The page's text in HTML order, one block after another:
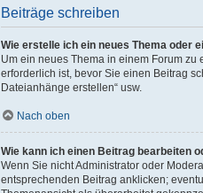
Beiträge schreiben
Wie erstelle ich ein neues Thema oder
Um ein neues Thema in einem Forum zu
erforderlich ist, bevor Sie einen Beitrag
Dateianhänge erstellen“ usw.
Nach oben
Wie kann ich einen Beitrag bearbeiten
Wenn Sie nicht Administrator oder
entsprechenden Beitrag anklicken;